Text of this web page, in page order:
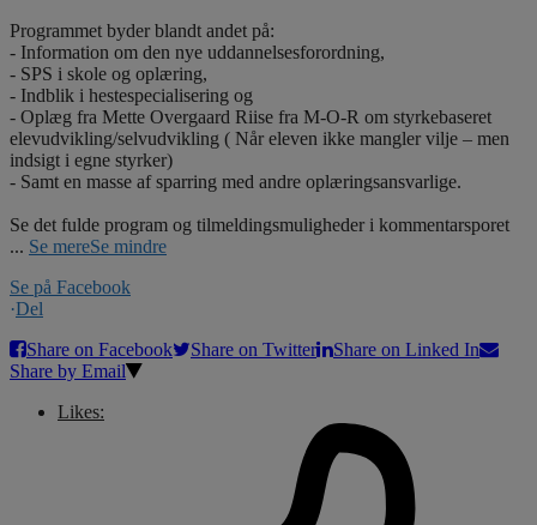
Programmet byder blandt andet på:
- Information om den nye uddannelsesforordning,
- SPS i skole og oplæring,
- Indblik i hestespecialisering og
- Oplæg fra Mette Overgaard Riise fra M-O-R om styrkebaseret
elevudvikling/selvudvikling ( Når eleven ikke mangler vilje – men
indsigt i egne styrker)
- Samt en masse af sparring med andre oplæringsansvarlige.
Se det fulde program og tilmeldingsmuligheder i kommentarsporet
... Se mereSe mindre
Se på Facebook
·Del
Share on Facebook
Share on Twitter
Share on Linked In
Share by Email
Likes: